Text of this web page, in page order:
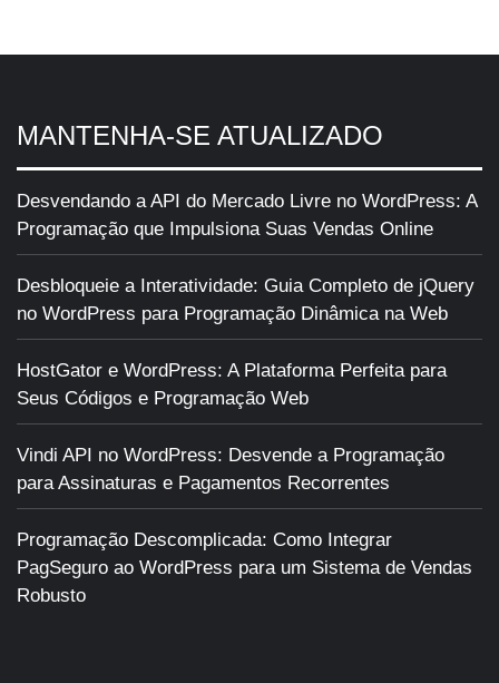
MANTENHA-SE ATUALIZADO
Desvendando a API do Mercado Livre no WordPress: A
Programação que Impulsiona Suas Vendas Online
Desbloqueie a Interatividade: Guia Completo de jQuery
no WordPress para Programação Dinâmica na Web
HostGator e WordPress: A Plataforma Perfeita para
Seus Códigos e Programação Web
Vindi API no WordPress: Desvende a Programação
para Assinaturas e Pagamentos Recorrentes
Programação Descomplicada: Como Integrar
PagSeguro ao WordPress para um Sistema de Vendas
Robusto